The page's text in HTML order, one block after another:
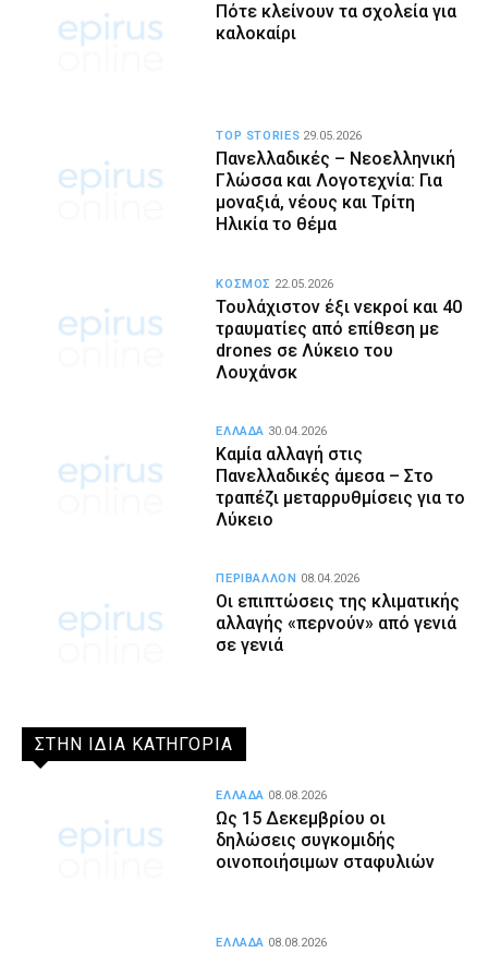
Πότε κλείνουν τα σχολεία για
καλοκαίρι
Πανελλαδικές – Νεοελληνική
Γλώσσα και Λογοτεχνία: Για
μοναξιά, νέους και Τρίτη
Ηλικία το θέμα
TOP STORIES 29.05.2026
Τουλάχιστον έξι νεκροί και 40
τραυματίες από επίθεση με
drones σε Λύκειο του
Λουχάνσκ
ΚΟΣΜΟΣ 22.05.2026
Καμία αλλαγή στις
Πανελλαδικές άμεσα – Στο
τραπέζι μεταρρυθμίσεις για το
Λύκειο
ΕΛΛΑΔΑ 30.04.2026
Οι επιπτώσεις της κλιματικής
αλλαγής «περνούν» από γενιά
σε γενιά
ΠΕΡΙΒΑΛΛΟΝ 08.04.2026
ΣΤΗΝ ΙΔΙΑ ΚΑΤΗΓΟΡΙΑ
Ως 15 Δεκεμβρίου οι
δηλώσεις συγκομιδής
οινοποιήσιμων σταφυλιών
ΕΛΛΑΔΑ 08.08.2026
ΕΛΛΑΔΑ 08.08.2026